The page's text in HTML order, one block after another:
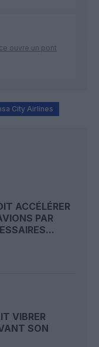
ouvre un pont
City Airlines
ACCÉLÉRER
PAR
VIBRER
SON